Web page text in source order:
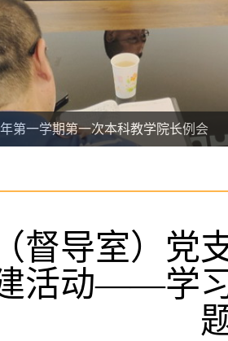
第一学期第一次本科教学院长例会
督导室）党
活动——学